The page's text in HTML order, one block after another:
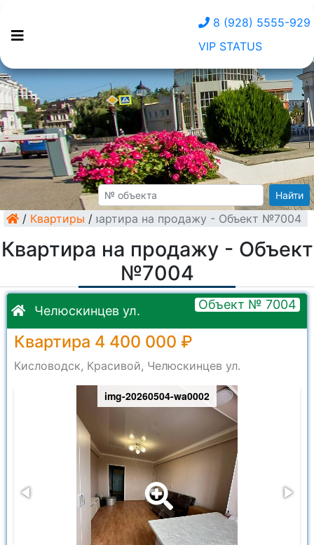
8 (928) 5555-929
VIP STATUS
Найти
/ Квартиры /
Квартира на продажу - Объект №7004
Квартира на продажу - Объект
№7004
Челюскинцев ул. Объект № 7004
Квартира 4 400 000 ₽
Кисловодск, Красивой, Челюскинцев ул.
img-20260504-wa0002